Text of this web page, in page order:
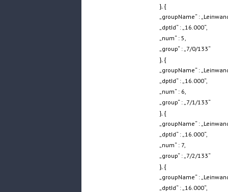
}, {
„groupName“ :
„dptId“ : „16.000“,
„num“ : 5,
„group“ : „7/0/133“
}, {
„groupName“ :
„dptId“ : „16.000“,
„num“ : 6,
„group“ : „7/1/133“
}, {
„groupName“ :
„dptId“ : „16.000“,
„num“ : 7,
„group“ : „7/2/133“
}, {
„groupName“ :
„dptId“ : „16.000“,